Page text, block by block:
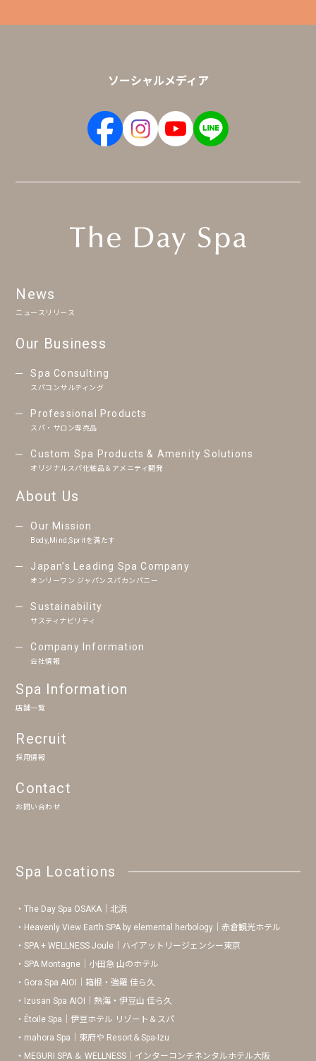
ソーシャルメディア
News
ニュースリリース
Our Business
Spa Consulting
スパコンサルティング
Professional Products
スパ・サロン専売品
Custom Spa Products & Amenity Solutions
オリジナルスパ化粧品＆アメニティ開発
About Us
Our Mission
Body,Mind,Spritを満たす
Japan’s Leading Spa Company
オンリーワン ジャパンスパカンパニー
Sustainability
サスティナビリティ
Company Information
会社情報
Spa Information
店舗一覧
Recruit
採用情報
Contact
お問い合わせ
Spa Locations
The Day Spa OSAKA｜北浜
Heavenly View Earth SPA by elemental herbology｜赤倉観光ホテル
SPA + WELLNESS Joule｜ハイアットリージェンシー東京
SPA Montagne｜小田急 山のホテル
Gora Spa AIOI｜箱根・強羅 佳ら久
Izusan Spa AIOI｜熱海・伊豆山 佳ら久
Étoile Spa｜伊豆ホテル リゾート＆スパ
mahora Spa｜東府や Resort＆Spa-Izu
MEGURI SPA ＆ WELLNESS｜インターコンチネンタルホテル大阪